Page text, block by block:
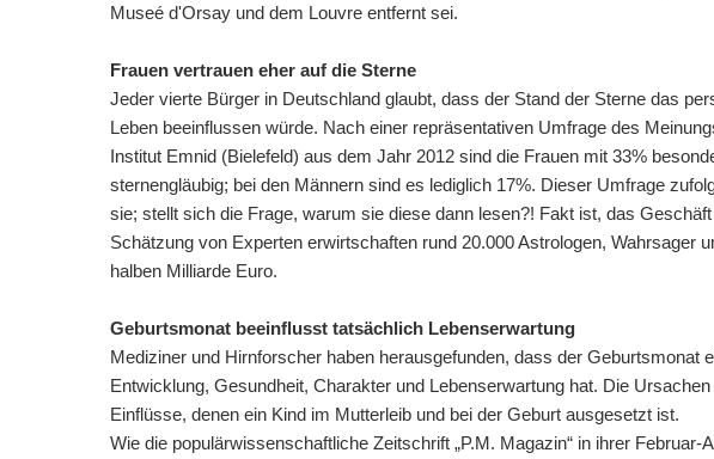
Museé d'Orsay und dem Louvre entfernt sei.
Frauen vertrauen eher auf die Sterne
Jeder vierte Bürger in Deutschland glaubt, dass der Stand der Sterne das
Leben beeinflussen würde. Nach einer repräsentativen Umfrage des
Institut Emnid (Bielefeld) aus dem Jahr 2012 sind die Frauen mit 33%
sternengläubig; bei den Männern sind es lediglich 17%. Dieser Umfrage
sie; stellt sich die Frage, warum sie diese dann lesen?! Fakt ist, das
Schätzung von Experten erwirtschaften rund 20.000 Astrologen, Wahrsager
halben Milliarde Euro.
Geburtsmonat beeinflusst tatsächlich Lebenserwartung
Mediziner und Hirnforscher haben herausgefunden, dass der Geburtsmonat
Entwicklung, Gesundheit, Charakter und Lebenserwartung hat. Die
Einflüsse, denen ein Kind im Mutterleib und bei der Geburt ausgesetzt ist.
Wie die populärwissenschaftliche Zeitschrift „P.M. Magazin“ in ihrer